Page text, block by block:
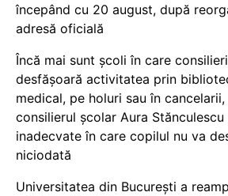
începând cu 20 august, după
adresă oficială
Încă mai sunt școli în care
desfășoară activitatea prin
medical, pe holuri sau în
consilierul școlar Aura
inadecvate în care copilul nu va
niciodată
Universitatea din București a